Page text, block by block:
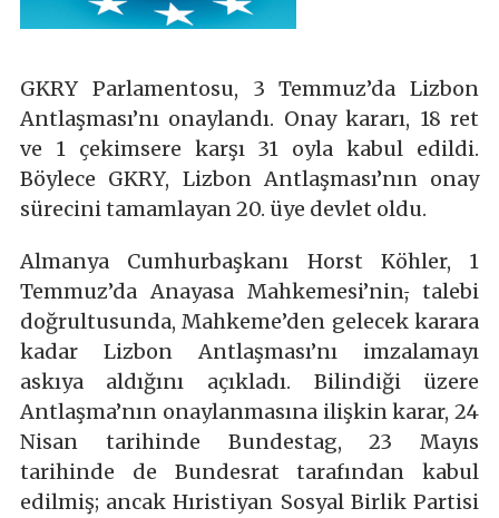
GKRY Parlamentosu, 3 Temmuz’da Lizbon
Antlaşması’nı onaylandı. Onay kararı, 18 ret
ve 1 çekimsere karşı 31 oyla kabul edildi.
Böylece GKRY, Lizbon Antlaşması’nın onay
sürecini tamamlayan 20. üye devlet oldu.
Almanya Cumhurbaşkanı Horst Köhler, 1
Temmuz’da Anayasa Mahkemesi’nin,talebi
doğrultusunda, Mahkeme’den gelecek karara
kadar Lizbon Antlaşması’nı imzalamayı
askıya aldığını açıkladı. Bilindiği üzere
Antlaşma’nın onaylanmasına ilişkin karar, 24
Nisan tarihinde Bundestag, 23 Mayıs
tarihinde de Bundesrat tarafından kabul
edilmiş; ancak Hıristiyan Sosyal Birlik Partisi